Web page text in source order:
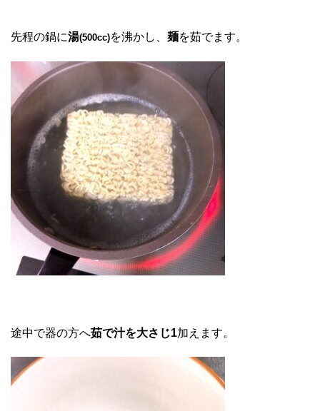
先程の鍋に湯(500cc)を沸かし、 麺を茹でます。
途中で器の方へ茹で汁を大さじ1加えます。